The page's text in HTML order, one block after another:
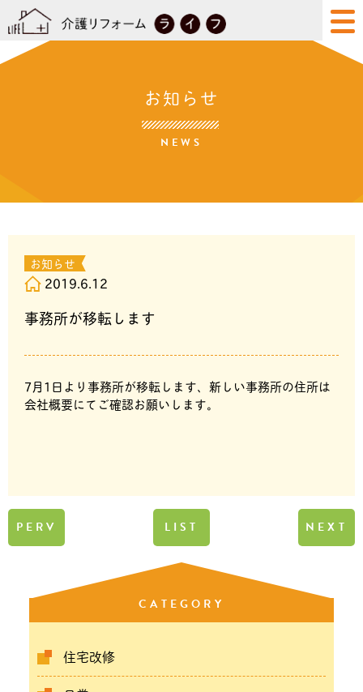
お知らせ
NEWS
CATEGORY
住宅改修
お知らせ
2019.6.12
事務所が移転します
7月1日より事務所が移転します、新しい事務所の住所は
会社概要にてご確認お願いします。
PERV LIST NEXT